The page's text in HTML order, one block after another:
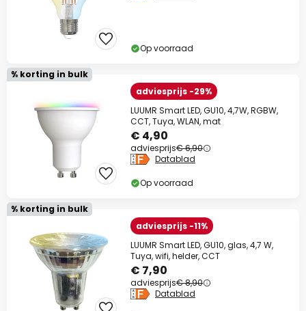
Op voorraad
% korting in bulk
adviesprijs -29%
LUUMR Smart LED, GU10, 4,7W, RGBW,
CCT, Tuya, WLAN, mat
€ 4,90
adviesprijs€ 6,90
Datablad
Op voorraad
% korting in bulk
adviesprijs -11%
LUUMR Smart LED, GU10, glas, 4,7 W,
Tuya, wifi, helder, CCT
€ 7,90
adviesprijs€ 8,90
Datablad